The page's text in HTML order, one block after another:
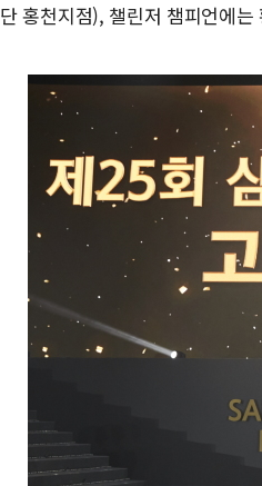
단 홍천지점), 챌린저 챔피언에